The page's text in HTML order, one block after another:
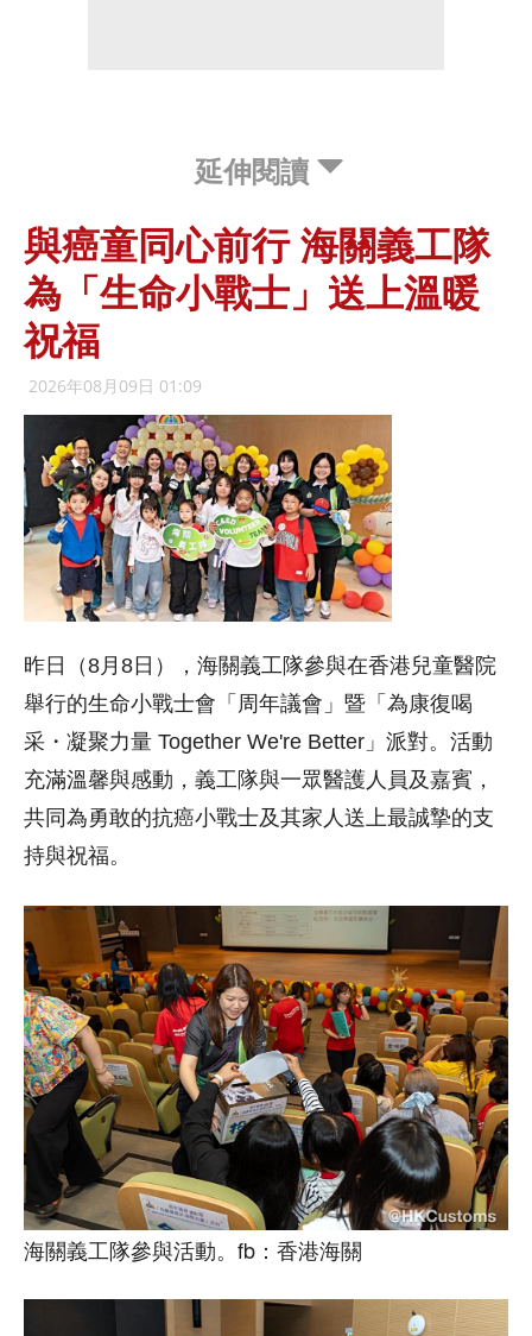
延伸閱讀
與癌童同心前行 海關義工隊
為「生命小戰士」送上溫暖
祝福
2026年08月09日 01:09
昨日（8月8日），海關義工隊參與在香港兒童醫院
舉行的生命小戰士會「周年議會」暨「為康復喝
采・凝聚力量 Together We're Better」派對。活動
充滿溫馨與感動，義工隊與一眾醫護人員及嘉賓，
共同為勇敢的抗癌小戰士及其家人送上最誠摯的支
持與祝福。
海關義工隊參與活動。fb：香港海關